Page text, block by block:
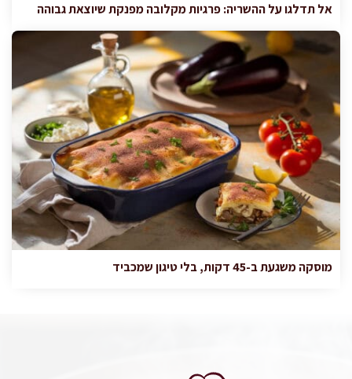
אל תדלגו על ההשריה: פרגיות מקלובה מפנקת שיוצאת גבוהה
מוסקה משגעת ב-45 דקות, בלי טיגון שמכביד